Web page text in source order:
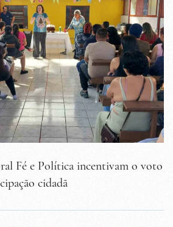
Fé e Política incentivam o voto
cidadã